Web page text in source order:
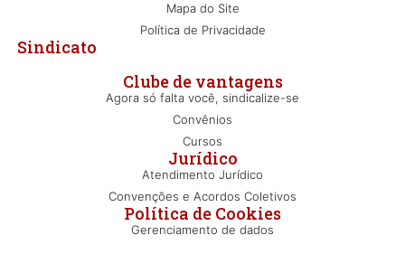
Clube de vantagens
Agora só falta você, sindicalize-se
Convênios
Cursos
Jurídico
Atendimento Jurídico
Convenções e Acordos Coletivos
Política de Cookies
Gerenciamento de dados
Sindicato
Mapa do Site
Política de Privacidade